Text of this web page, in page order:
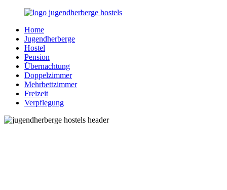
Zurück
Inhalt
Jugendherberge-
Hostels.de
Reisen
junge
jung
gebliebene
Menschen
Home
Jugendherberge
Hostel
Pension
Übernachtung
Doppelzimmer
Mehrbettzimmer
Freizeit
Verpflegung